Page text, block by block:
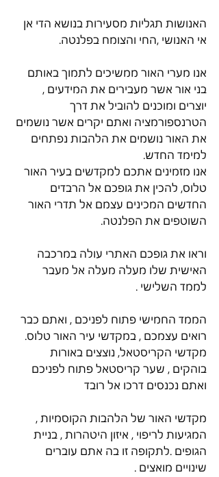
האנושות תגליות מסעירות בנושא הדי אן
אי האנושי ,החי והצומח בפלנטה.
אנו מערי האור ממשיכים לתמוך באותם
בני אור אשר מעבירים את המידעים ,
יוצרים ומוכנים להוביל את דרך
הטרנספורמציה ואתם יקרים אשר נושמים
את האור נושמים את הלהבות נפתחים
למימד החדש.
אנו מזמינים אתכם למקדשים בעיר האור
טלוס, להכין את גופכם אל הרבדים
החדשים המכינים עצמם אל תדרי האור
השוטפים את הפלנטה.
וראו את גופכם האתרי עולה במרכבה
האישית שלו מעלה מעלה אל מעבר
לממד השלישי .
הממד החמישי פתוח לפניכם , ואתם כבר
רואים עצמכם , במקדשי עיר האור טלוס.
מקדשי הקריסטאל, נוצצים באורות
בוהקים , שער קריסטאל פתוח לפניכם
ואתם נכנסים דרכו אל רובד
מקדשי האור של הלהבות הקוסמיות ,
המגיעות לריפוי , איזון היטהרות , בניית
הגופים .לתקופה זו בה אתם עוברים
שינויים מואצים .